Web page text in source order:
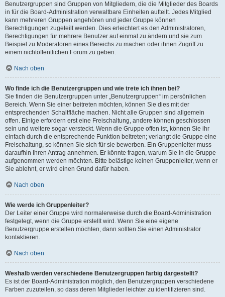
Benutzergruppen sind Gruppen von Mitgliedern, die die Mitglieder des Boards
in für die Board-Administration verwaltbare Einheiten aufteilt. Jedes Mitglied
kann mehreren Gruppen angehören und jeder Gruppe können
Berechtigungen zugeteilt werden. Dies erleichtert es den Administratoren,
Berechtigungen für mehrere Benutzer auf einmal zu ändern und sie zum
Beispiel zu Moderatoren eines Bereichs zu machen oder ihnen Zugriff zu
einem nichtöffentlichen Forum zu geben.
Nach oben
Wo finde ich die Benutzergruppen und wie trete ich ihnen bei?
Sie finden die Benutzergruppen unter „Benutzergruppen“ im persönlichen
Bereich. Wenn Sie einer beitreten möchten, können Sie dies mit der
entsprechenden Schaltfläche machen. Nicht alle Gruppen sind allgemein
offen. Einige erfordern erst eine Freischaltung, andere können geschlossen
sein und weitere sogar versteckt. Wenn die Gruppe offen ist, können Sie ihr
einfach durch die entsprechende Funktion beitreten; verlangt die Gruppe eine
Freischaltung, so können Sie sich für sie bewerben. Ein Gruppenleiter muss
daraufhin Ihren Antrag annehmen. Er könnte fragen, warum Sie in die Gruppe
aufgenommen werden möchten. Bitte belästige keinen Gruppenleiter, wenn er
Sie ablehnt, er wird einen Grund dafür haben.
Nach oben
Wie werde ich Gruppenleiter?
Der Leiter einer Gruppe wird normalerweise durch die Board-Administration
festgelegt, wenn die Gruppe erstellt wird. Wenn Sie eine eigene
Benutzergruppe erstellen möchten, dann sollten Sie einen Administrator
kontaktieren.
Nach oben
Weshalb werden verschiedene Benutzergruppen farbig dargestellt?
Es ist der Board-Administration möglich, den Benutzergruppen verschiedene
Farben zuzuteilen, so dass deren Mitglieder leichter zu identifizieren sind.